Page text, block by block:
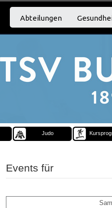
Abteilungen
Judo
Events für